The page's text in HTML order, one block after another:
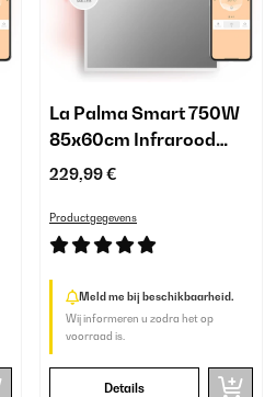
La Palma Smart 750W
85x60cm Infrarood
Spiegel Wit
229,99 €
Productgegevens
Meld me bij beschikbaarheid.
Wij informeren u zodra het op
voorraad is.
Details